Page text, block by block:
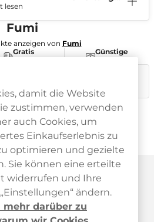
lesen
Fumi
anzeigen von Fumi
Gratis
Versand
Günstige
Preise
Österreich
damit die Website
zustimmen, verwenden
auch Cookies, um
Einkaufserlebnis zu
optimieren und gezielte
Sie können eine erteilte
widerrufen und Ihre
ändern.
mehr darüber zu